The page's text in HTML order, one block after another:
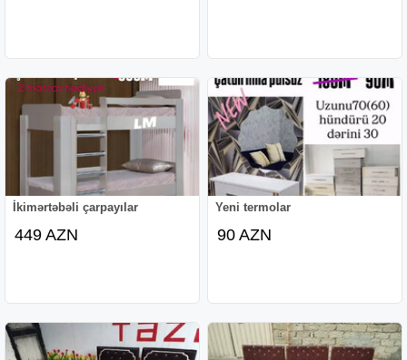
İkimərtəbəli çarpayılar
449 AZN
Yeni termolar
90 AZN